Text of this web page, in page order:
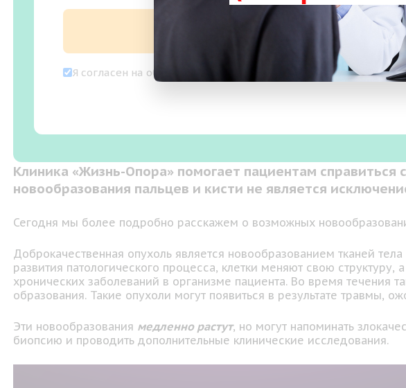
Записаться на прием
Я согласен на обработку персональных данных
Клиника «Жизнь-Опора» помогает пациентам
новообразования пальцев и кисти не является
Сегодня мы более подробно расскажем о возможных
Доброкачественная опухоль является новообразованием тканей
развития патологического процесса, клетки меняют свою
хронических заболеваний в организме пациента. Во время течения
образования. Такие опухоли могут появиться в результате травмы,
Эти новообразования медленно растут, но могут напоминать
биопсию и проводить дополнительные клинические исследования.